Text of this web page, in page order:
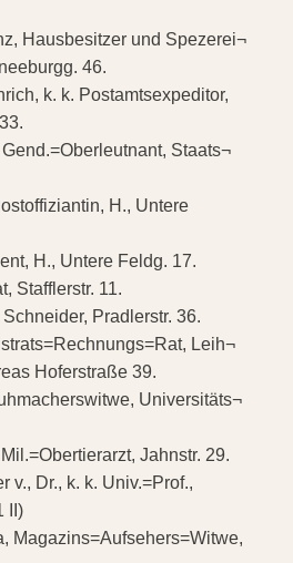
Hausbesitzer und Spezerei¬
46.
k. k. Postamtsexpeditor,
Staats¬
H., Untere
H., Untere Feldg. 17.
Stafflerstr. 11.
Pradlerstr. 36.
Leih¬
Hoferstraße 39.
Universitäts¬
Jahnstr. 29.
v., Dr., k. k. Univ.=Prof.,
II)
Magazins=Aufsehers=Witwe,